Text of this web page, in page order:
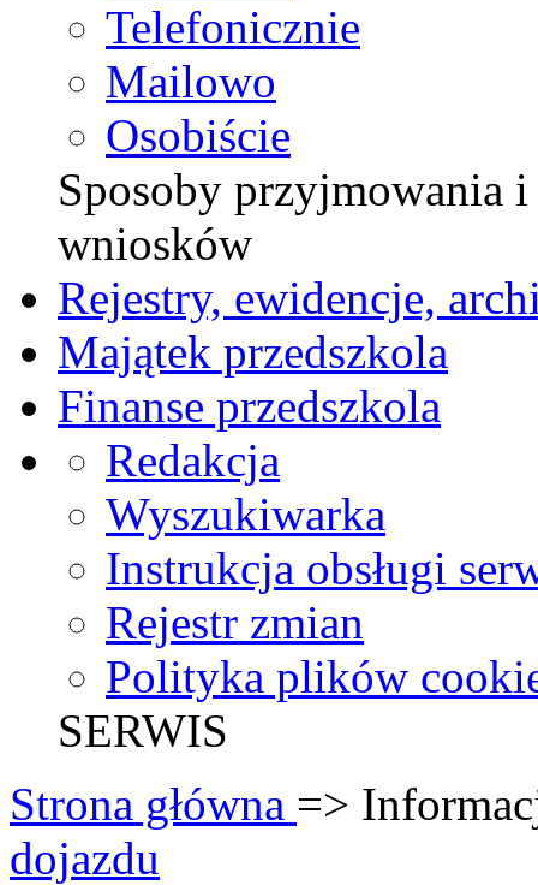
Telefonicznie
Mailowo
Osobiście
Sposoby przyjmowania i
wniosków
Rejestry, ewidencje,
Majątek przedszkola
Finanse przedszkola
Redakcja
Wyszukiwarka
Instrukcja obsługi
Rejestr zmian
Polityka plików
SERWIS
Strona główna =>
dojazdu